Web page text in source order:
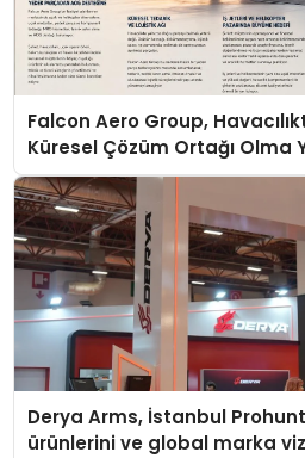
Falcon Aero Group,
Küresel Çözüm Ortağı Olma
Derya Arms, İstanbul
ürünlerini ve global marka